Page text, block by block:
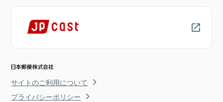
サイトのご利用について
プライバシーポリシー